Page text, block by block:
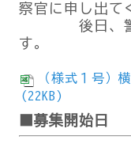
察官に申し出て
後日、警察
す。
（様式１号）
(22KB)
■募集開始日